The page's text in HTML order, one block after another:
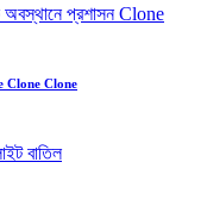
Clone Clone